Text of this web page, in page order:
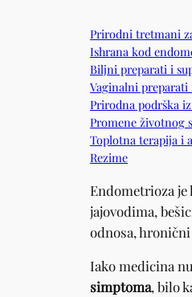
Prirodni tretmani
Ishrana kod
Biljni preparati i
Vaginalni
Prirodna podrška
Promene životnog
Toplotna terapija i
Rezime
Endometrioza
jajovodima,
odnosa,
Iako medicina
simptoma, bilo